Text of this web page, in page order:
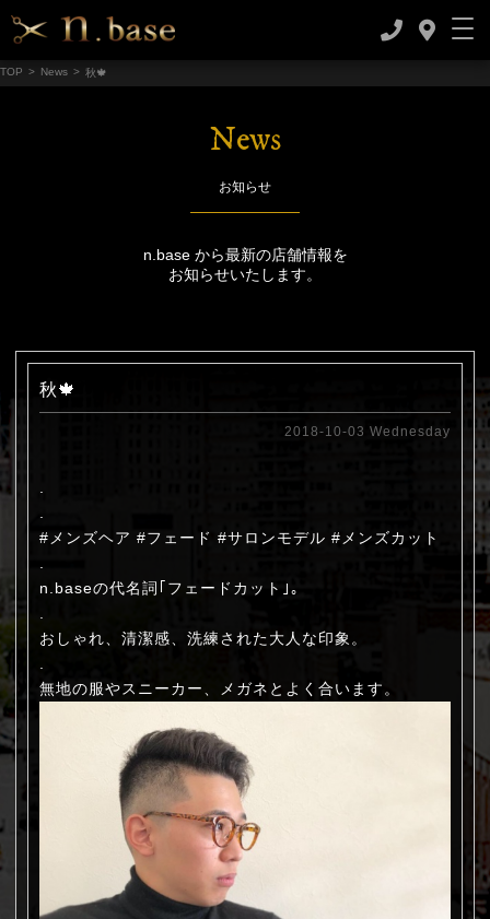
TOP > News > 秋🍁
News
お知らせ
n.base から最新の店舗情報を
お知らせいたします。
秋🍁
2018-10-03 Wednesday
#メンズヘア #フェード #サロンモデル #メンズカット
n.baseの代名詞｢フェードカット｣。
おしゃれ、清潔感、洗練された大人な印象。
無地の服やスニーカー、メガネとよく合います。